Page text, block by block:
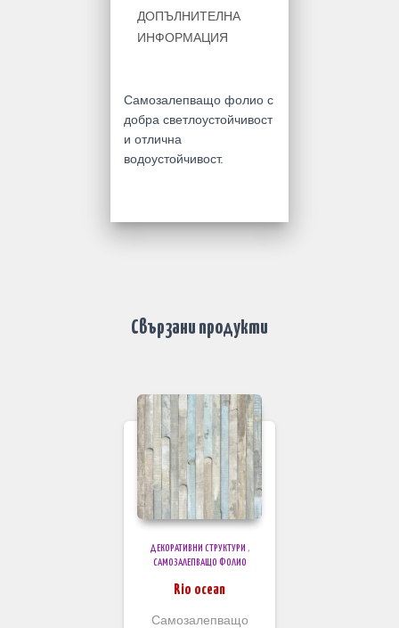
ДОПЪЛНИТЕЛНА
ИНФОРМАЦИЯ
Самозалепващо фолио с
добра светлоустойчивост
и отлична
водоустойчивост.
Свързани продукти
ДЕКОРАТИВНИ СТРУКТУРИ ,
САМОЗАЛЕПВАЩО ФОЛИО
Rio ocean
Самозалепващо